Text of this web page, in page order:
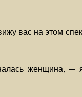
вас на этом
женщина, —